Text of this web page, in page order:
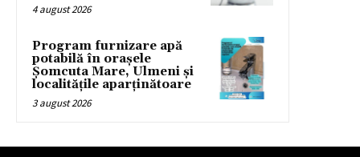
4 august 2026
Program furnizare apă
potabilă în orașele
Șomcuta Mare, Ulmeni și
localitățile aparținătoare
3 august 2026